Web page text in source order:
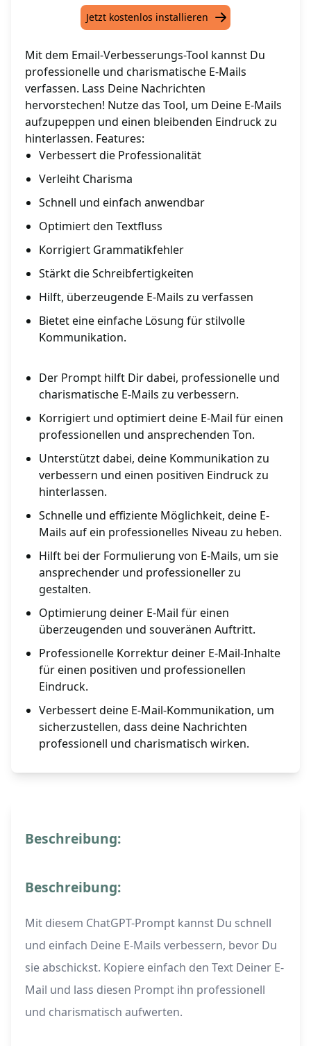
Jetzt kostenlos installieren
Mit dem Email-Verbesserungs-Tool kannst Du
professionelle und charismatische E-Mails
verfassen. Lass Deine Nachrichten
hervorstechen! Nutze das Tool, um Deine E-Mails
aufzupeppen und einen bleibenden Eindruck zu
hinterlassen. Features:
Verbessert die Professionalität
Verleiht Charisma
Schnell und einfach anwendbar
Optimiert den Textfluss
Korrigiert Grammatikfehler
Stärkt die Schreibfertigkeiten
Hilft, überzeugende E-Mails zu verfassen
Bietet eine einfache Lösung für stilvolle
Kommunikation.
Der Prompt hilft Dir dabei, professionelle und
charismatische E-Mails zu verbessern.
Korrigiert und optimiert deine E-Mail für einen
professionellen und ansprechenden Ton.
Unterstützt dabei, deine Kommunikation zu
verbessern und einen positiven Eindruck zu
hinterlassen.
Schnelle und effiziente Möglichkeit, deine E-
Mails auf ein professionelles Niveau zu heben.
Hilft bei der Formulierung von E-Mails, um sie
ansprechender und professioneller zu
gestalten.
Optimierung deiner E-Mail für einen
überzeugenden und souveränen Auftritt.
Professionelle Korrektur deiner E-Mail-Inhalte
für einen positiven und professionellen
Eindruck.
Verbessert deine E-Mail-Kommunikation, um
sicherzustellen, dass deine Nachrichten
professionell und charismatisch wirken.
Beschreibung:
Beschreibung:
Mit diesem ChatGPT-Prompt kannst Du schnell
und einfach Deine E-Mails verbessern, bevor Du
sie abschickst. Kopiere einfach den Text Deiner E-
Mail und lass diesen Prompt ihn professionell
und charismatisch aufwerten.